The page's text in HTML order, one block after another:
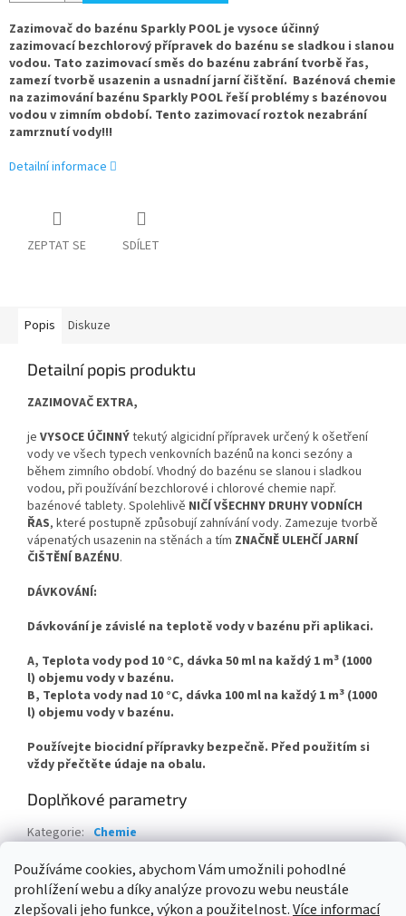
Používáme cookies, abychom Vám umožnili pohodlné
prohlížení webu a díky analýze provozu webu neustále
zlepšovali jeho funkce, výkon a použitelnost.Více informací
Zazimovač do bazénu Sparkly POOL je vysoce účinný
zazimovací bezchlorový přípravek do bazénu se sladkou i slanou
vodou. Tato zazimovací směs do bazénu zabrání tvorbě řas,
zamezí tvorbě usazenin a usnadní jarní čištění. Bazénová chemie
na zazimování bazénu Sparkly POOL řeší problémy s bazénovou
vodou v zimním období. Tento zazimovací roztok nezabrání
zamrznutí vody!!!
Detailní informace
ZEPTAT SE SDÍLET
Popis Diskuze
Detailní popis produktu
ZAZIMOVAČ EXTRA,
je VYSOCE ÚČINNÝtekutý algicidní přípravek určený k ošetření
vody ve všech typech venkovních bazénů na konci sezóny a
během zimního období. Vhodný do bazénu se slanou i sladkou
vodou, při používání bezchlorové i chlorové chemie např.
bazénové tablety. Spolehlivě NIČÍ VŠECHNY DRUHY VODNÍCH
ŘAS, které postupně způsobují zahnívání vody. Zamezuje tvorbě
vápenatých usazenin na stěnách a tím ZNAČNĚ ULEHČÍ JARNÍ
ČIŠTĚNÍ BAZÉNU.
DÁVKOVÁNÍ:
Dávkování je závislé na teplotě vody v bazénu při aplikaci.
A, Teplota vody pod 10 °C, dávka 50 ml na každý 1 m3 (1000
l) objemu vody v bazénu.
B, Teplota vody nad 10 °C, dávka 100 ml na každý 1 m3 (1000
l) objemu vody v bazénu.
Používejte biocidní přípravky bezpečně. Před použitím si
vždy přečtěte údaje na obalu.
Doplňkové parametry
Kategorie: Chemie